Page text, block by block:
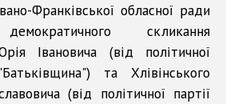
Франківської обласної ради
скликання
Івановича (від політичної
та Хлівінського
(від політичної партії